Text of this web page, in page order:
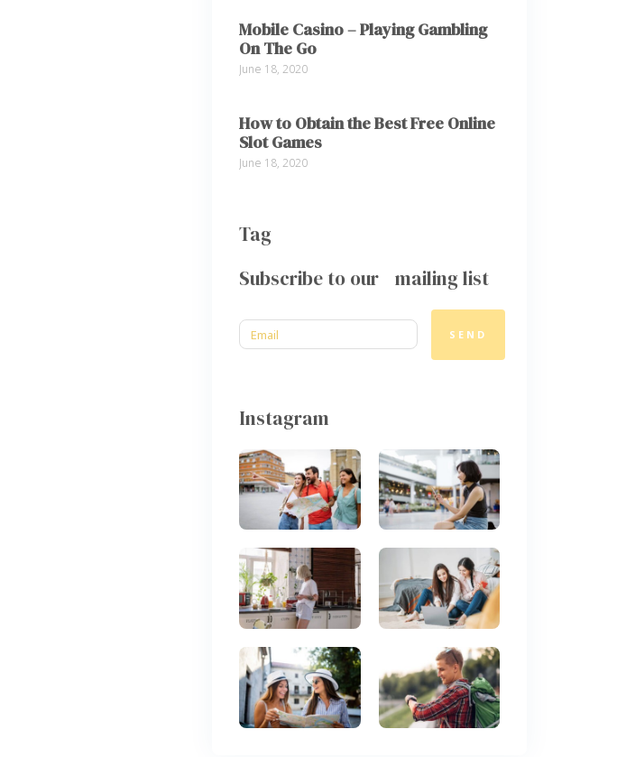
Mobile Casino – Playing Gambling
On The Go
June 18, 2020
How to Obtain the Best Free Online
Slot Games
June 18, 2020
Tag
Subscribe to our mailing list
SEND
Instagram